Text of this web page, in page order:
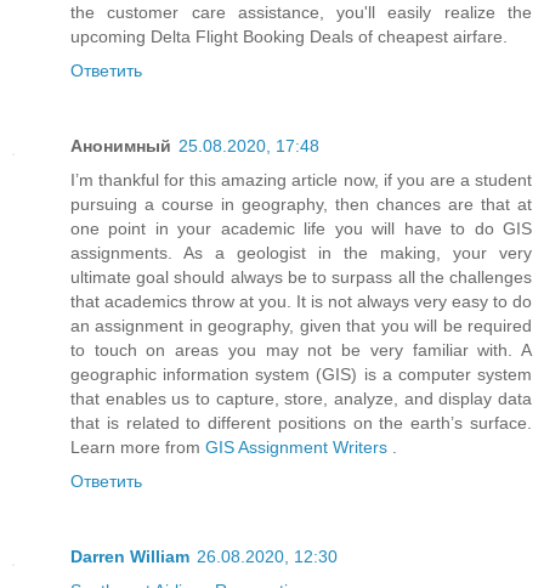
the customer care assistance, you'll easily realize the
upcoming Delta Flight Booking Deals of cheapest airfare.
Ответить
Анонимный 25.08.2020, 17:48
I’m thankful for this amazing article now, if you are a student
pursuing a course in geography, then chances are that at
one point in your academic life you will have to do GIS
assignments. As a geologist in the making, your very
ultimate goal should always be to surpass all the challenges
that academics throw at you. It is not always very easy to do
an assignment in geography, given that you will be required
to touch on areas you may not be very familiar with. A
geographic information system (GIS) is a computer system
that enables us to capture, store, analyze, and display data
that is related to different positions on the earth’s surface.
Learn more from GIS Assignment Writers
Ответить
Darren William 26.08.2020, 12:30